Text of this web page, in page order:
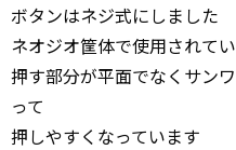
ボタンはネジ式にしました
ネオジオ筐体で使用されて
押す部分が平面でなくサン
って
押しやすくなっています